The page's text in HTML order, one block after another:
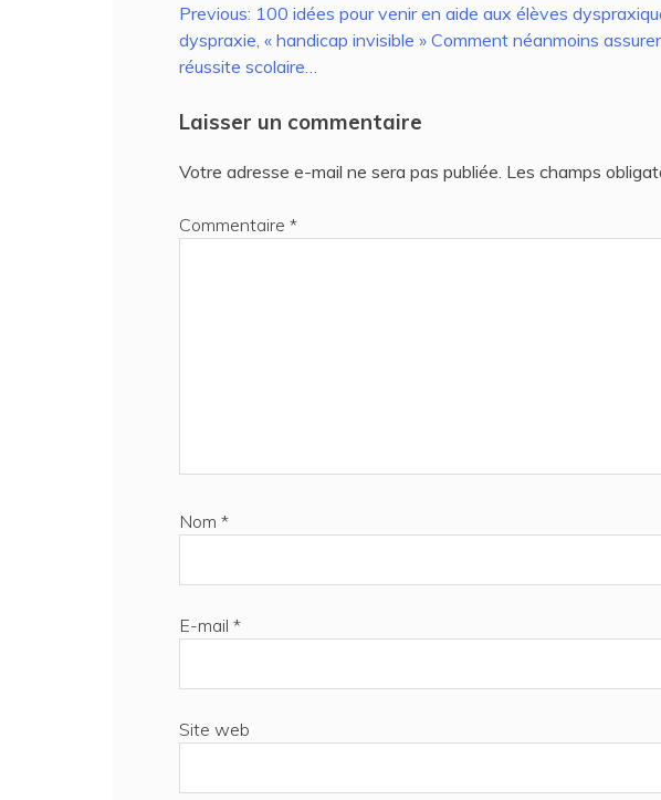
Navigation
de
Previous: 100 idées pour venir en aide aux élèves
dyspraxie, « handicap invisible » Comment néanmoins
réussite scolaire…
Laisser un commentaire
Votre adresse e-mail ne sera pas publiée. Les champs
Commentaire *
Nom *
E-mail *
Site web